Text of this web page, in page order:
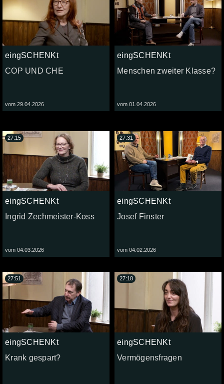
eingSCHENKt
COP UND CHE
vom 29.04.2026
eingSCHENKt
Menschen zweiter Klasse?
vom 01.04.2026
eingSCHENKt
Ingrid Zechmeister-Koss
vom 04.03.2026
27:15
eingSCHENKt
Josef Finster
vom 04.02.2026
27:31
eingSCHENKt
Krank gespart?
27:51
eingSCHENKt
Vermögensfragen
27:18